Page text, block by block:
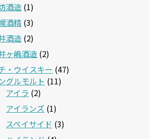
酒造 (1)
酒精 (3)
酒造 (2)
ヶ嶋酒造 (2)
・ウイスキー (47)
グルモルト (11)
アイラ (2)
アイランズ (1)
スペイサイド (3)